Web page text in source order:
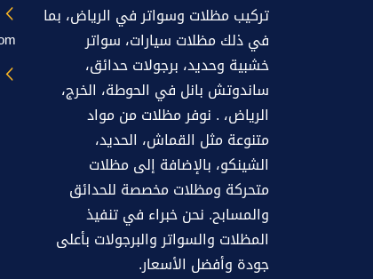
تركيب مظلات وسواتر في الرياض، بما
في ذلك مظلات سيارات، سواتر
خشبية وحديد، برجولات حدائق،
ساندوتش بانل في الحوطة، الخرج،
الرياض، . نوفر مظلات من مواد
متنوعة مثل القماش، الحديد،
الشينكو، بالإضافة إلى مظلات
متحركة ومظلات مخصصة للحدائق
والمسابح. نحن خبراء في تنفيذ
المظلات والسواتر والبرجولات بأعلى
جودة وأفضل الأسعار.